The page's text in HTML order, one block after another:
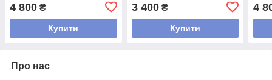
білий
4 800 ₴
Купити
3 400₴
Купити
4
Про нас